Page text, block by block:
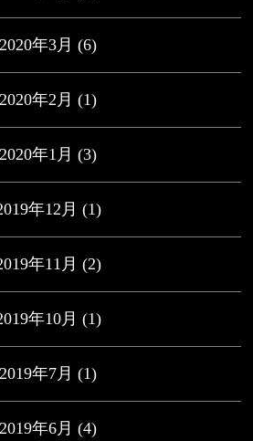
2020年3月 (6)
2020年2月 (1)
2020年1月 (3)
年12月 (1)
年11月 (2)
年10月 (1)
2019年7月 (1)
2019年6月 (4)